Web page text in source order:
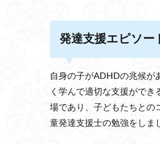
発達支援エピソ
自身の子がADHDの兆候が
く学んで適切な支援がで
場であり、子どもたちとの
童発達支援士の勉強をしま